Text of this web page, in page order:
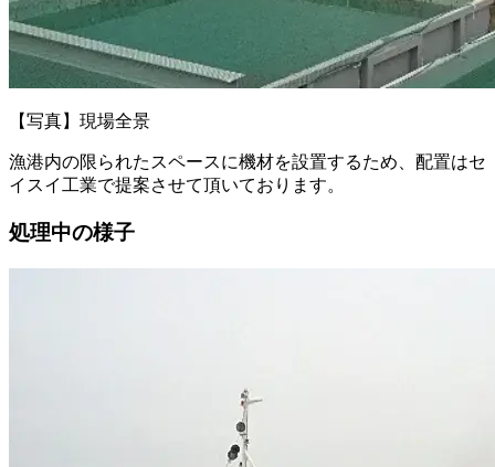
【写真】現場全景
漁港内の限られたスペースに機材を設置するため、配置はセ
イスイ工業で提案させて頂いております。
処理中の様子